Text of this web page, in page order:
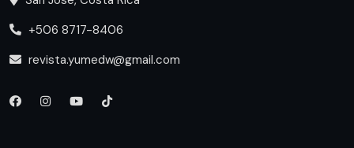
+506 8717-8406
revista.yumedw@gmail.com